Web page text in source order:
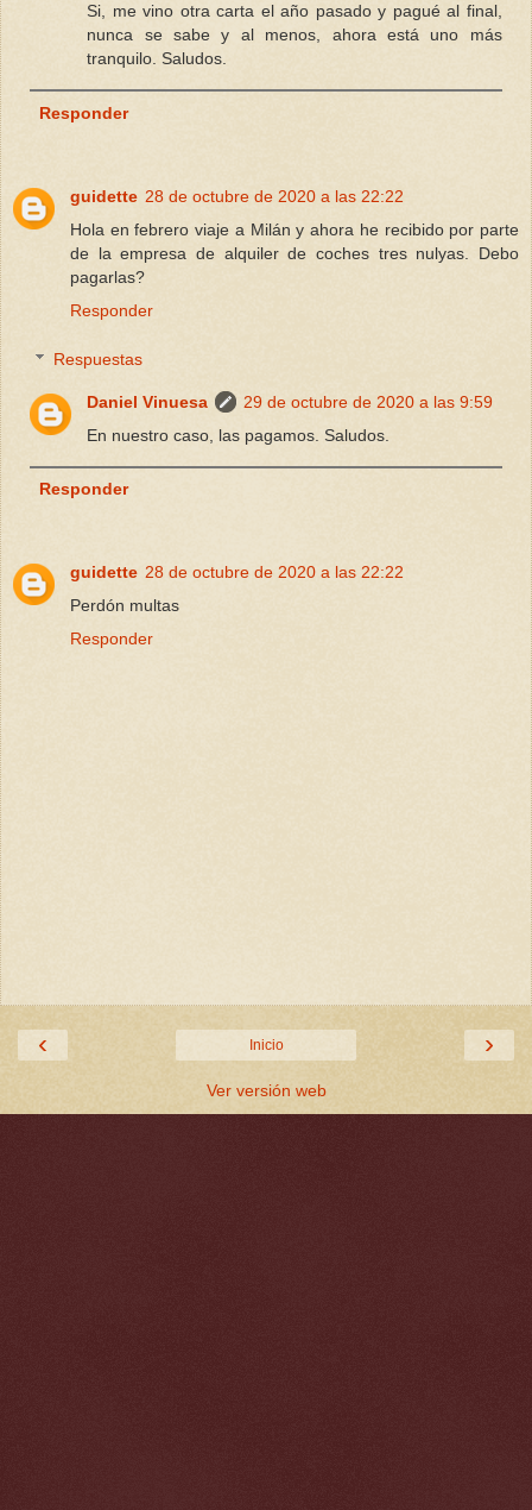
Si, me vino otra carta el año pasado y pagué al final,
nunca se sabe y al menos, ahora está uno más
tranquilo. Saludos.
Responder
guidette 28 de octubre de 2020 a las 22:22
Hola en febrero viaje a Milán y ahora he recibido por parte
de la empresa de alquiler de coches tres nulyas. Debo
pagarlas?
Responder
Respuestas
Daniel Vinuesa
29 de octubre de 2020 a las 9:59
En nuestro caso, las pagamos. Saludos.
Responder
guidette 28 de octubre de 2020 a las 22:22
Perdón multas
Responder
‹ ›
Inicio
Ver versión web